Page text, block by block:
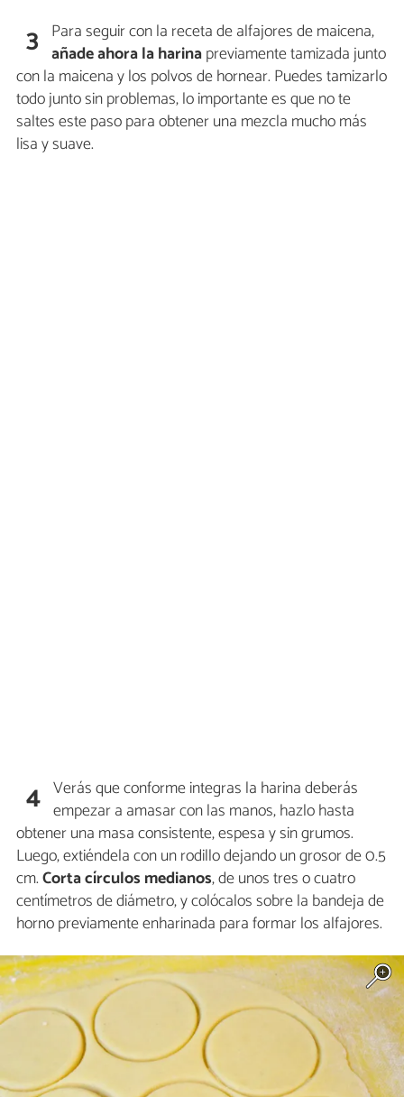
3 Para seguir con la receta de alfajores de maicena,
añade ahora la harinapreviamente tamizada junto
con la maicena y los polvos de hornear. Puedes tamizarlo
todo junto sin problemas, lo importante es que no te
saltes este paso para obtener una mezcla mucho más
lisa y suave.
4 Verás que conforme integras la harina deberás
empezar a amasar con las manos, hazlo hasta
obtener una masa consistente, espesa y sin grumos.
Luego, extiéndela con un rodillo dejando un grosor de 0.5
cm.Corta círculos medianos, de unos tres o cuatro
centímetros de diámetro, y colócalos sobre la bandeja de
horno previamente enharinada para formar los alfajores.